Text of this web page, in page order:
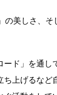
の美しさ、
ド」を通し
上げるなど